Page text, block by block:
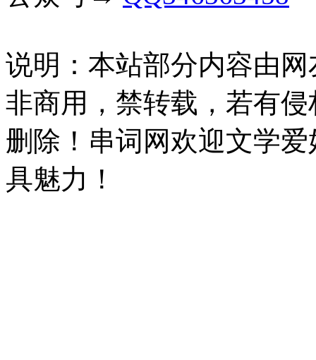
说明：本站部分内容由
非商用，禁转载，若有
删除！串词网欢迎文学
具魅力！